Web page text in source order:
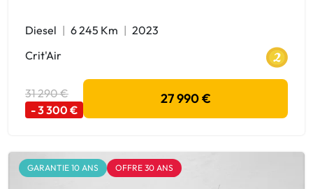
Diesel 6 245 Km
2023
Crit'Air
31 290 €
- 3 300 €
27 990 €
GARANTIE 10 ANS OFFRE 30 ANS